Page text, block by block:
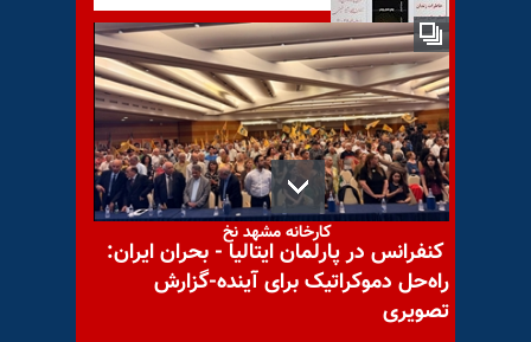
معرفی کتاب بهای انسان بودن
بیکاری ۳۰۰کارگر به‌دلیل تعطیلی
کارخانه مشهد نخ
کنفرانس در پارلمان ایتالیا - بحران ایران:
راه‌حل دموکراتیک برای آینده-گزارش
تصویری